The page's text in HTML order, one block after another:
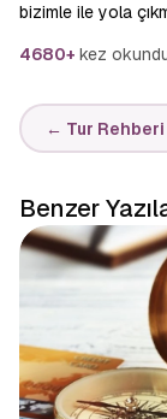
bizimle ile yola
4680+ kez
← Tur
Benzer